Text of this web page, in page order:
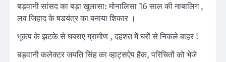
बड़वानी सांसद का बड़ा खुलासा: मोनालिसा 16 साल की नाबालिग ,
लव जिहाद के षडयंत्र का बनाया शिकार ।
भूकंप के झटके से घबराए ग्रामीण , दहशत में घरों से निकले बाहर !
बड़वानी कलेक्टर जयति सिंह का व्हाट्सऐप हैक, परिचितों को भेजे